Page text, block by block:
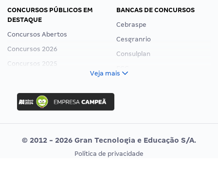
CONCURSOS PÚBLICOS EM
DESTAQUE
Concursos Abertos
Concursos 2026
Concursos 2025
Concurso Ibama
Concurso MPU
Editais publicados
BANCAS DE CONCURSOS
Cebraspe
Cesgranrio
Consulplan
Vunesp
CONCURSOS POR PROFISSÃO
EXAME DE ORDEM
Veja mais
© 2012 - 2026 Gran Tecnologia e Educação S/A.
Política de privacidade